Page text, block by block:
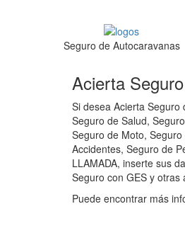
Seguro de Autocaravanas
Acierta
Si desea Acierta
Seguro de Salud,
Seguro de Moto,
Accidentes, Seguro de
LLAMADA, inserte sus
Seguro con GES y otras
Puede encontrar más